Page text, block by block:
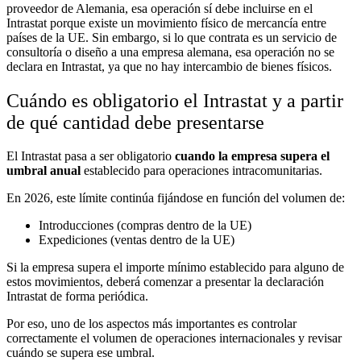
proveedor de Alemania, esa operación sí debe incluirse en el
Intrastat porque existe un movimiento físico de mercancía entre
países de la UE. Sin embargo, si lo que contrata es un servicio de
consultoría o diseño a una empresa alemana, esa operación no se
declara en Intrastat, ya que no hay intercambio de bienes físicos.
Cuándo es obligatorio el Intrastat y a partir
de qué cantidad debe presentarse
El Intrastat pasa a ser obligatorio cuando la empresa supera el
umbral anual establecido para operaciones intracomunitarias.
En 2026, este límite continúa fijándose en función del volumen de:
Introducciones (compras dentro de la UE)
Expediciones (ventas dentro de la UE)
Si la empresa supera el importe mínimo establecido para alguno de
estos movimientos, deberá comenzar a presentar la declaración
Intrastat de forma periódica.
Por eso, uno de los aspectos más importantes es controlar
correctamente el volumen de operaciones internacionales y revisar
cuándo se supera ese umbral.